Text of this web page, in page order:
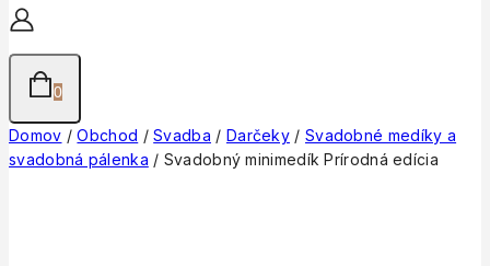
0
Domov / Obchod / Svadba / Darčeky / Svadobné medíky a
svadobná pálenka / Svadobný minimedík Prírodná edícia